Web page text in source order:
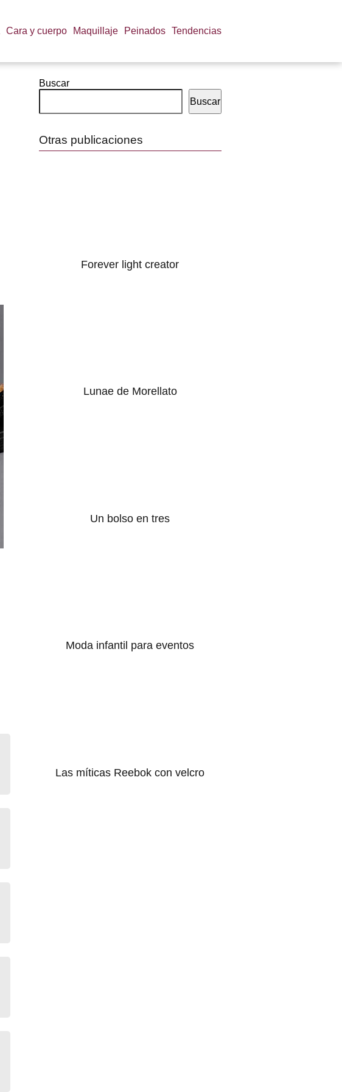
Cara y cuerpo Maquillaje Peinados Tendencias
Buscar
Buscar
Otras publicaciones
Forever light creator
Lunae de Morellato
Un bolso en tres
Moda infantil para eventos
Las míticas Reebok con velcro